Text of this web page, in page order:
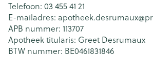
Telefoon: 03 455 41 21
E-mailadres: apotheek.desrumaux@
APB nummer: 113707
Apotheek titularis: Greet Desrumaux
BTW nummer: BE0461831846